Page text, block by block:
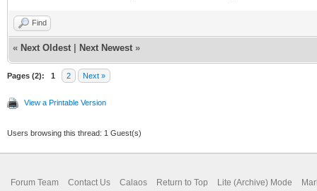
Find
« Next Oldest Next Newest »
Pages (2): 1 2 Next »
View a Printable Version
Users browsing this thread: 1 Guest(s)
Forum Team Contact Us Calaos Return to Top Lite (Archive) Mode